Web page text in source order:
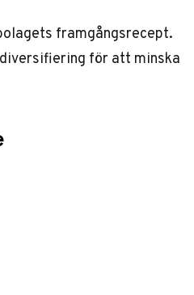
framgångsrecept.
för att minska